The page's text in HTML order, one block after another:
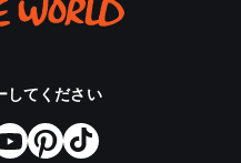
してください